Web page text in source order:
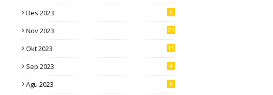
Des 2023 6
Nov 2023 24
Okt 2023 15
Sep 2023 4
Agu 2023 6